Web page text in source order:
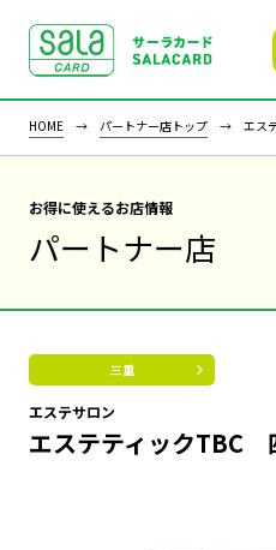
HOME パートナー店トップ エス
お得に使えるお店情報
パートナー店
三重
エステサロン
エステティックTBC